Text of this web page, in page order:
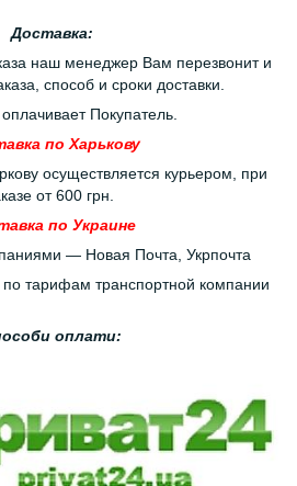
Доставка:
наш менеджер Вам перезвонит и
способ и сроки доставки.
Покупатель.
по Харькову
осуществляется курьером, при
от 600 грн.
по Украине
— Новая Почта, Укрпочта
тарифам транспортной компании
оплати: